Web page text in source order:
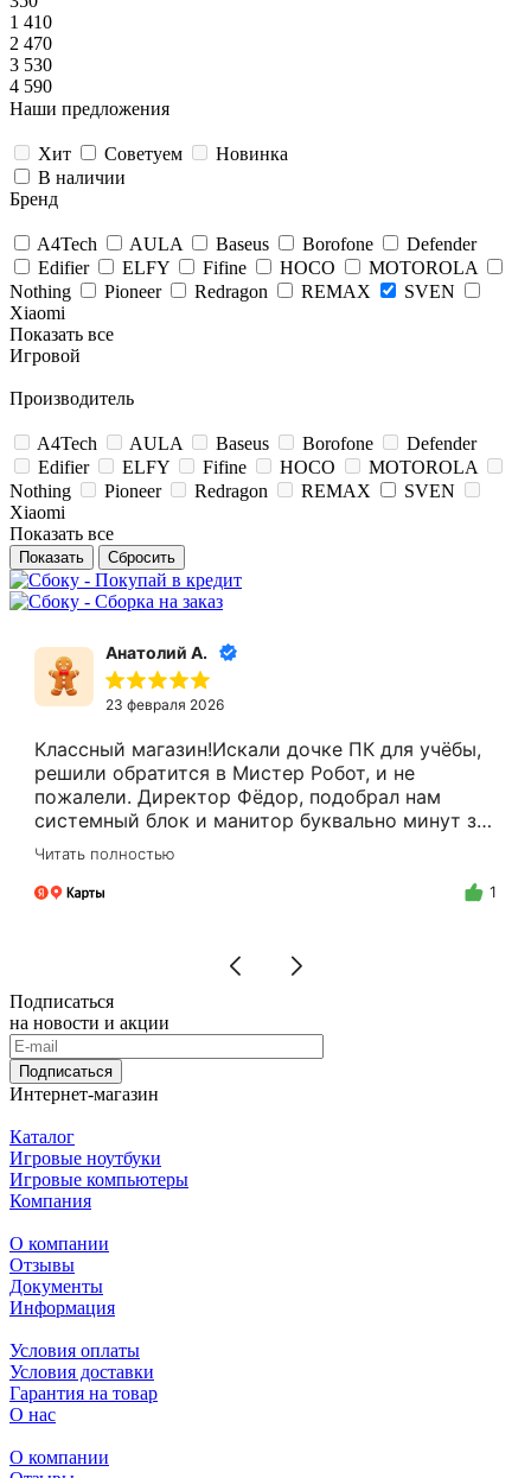
1 410
2 470
3 530
4 590
Наши предложения
Хит Советуем
Новинка
В наличии
Бренд
A4Tech AULA Baseus Borofone
Defender
Edifier
ELFY Fifine HOCO
MOTOROLA
Nothing
Pioneer Redragon REMAX
SVEN
Xiaomi
Показать все
Игровой
Производитель
A4Tech AULA Baseus Borofone
Defender
Edifier
ELFY Fifine HOCO
MOTOROLA
Nothing
Pioneer Redragon REMAX
SVEN
Xiaomi
Показать все
Сбросить
Анатолий А.
23 февраля 2026
Классный магазин!Искали дочке ПК для учёбы,
решили обратится в Мистер Робот, и не
пожалели. Директор Фёдор, подобрал нам
системный блок и манитор буквально минут за
15.Цены адекватные, за расчёт налом скидку
делают.Спасибо Вам Фёдор, и успехов Вам в
бизнесе!
Читать полностью
1
Подписаться
на новости и акции
Подписаться
Интернет-магазин
Каталог
Игровые ноутбуки
Игровые компьютеры
Компания
О компании
Отзывы
Документы
Информация
Условия оплаты
Условия доставки
Гарантия на товар
О нас
О компании